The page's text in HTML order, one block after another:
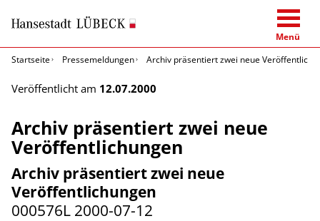
Menü
Startseite
Pressemeldungen Archiv präsentiert zwei neue
Veröffentlicht am 12.07.2000
Archiv präsentiert zwei neue
Veröffentlichungen
Archiv präsentiert zwei neue
Veröffentlichungen
000576L 2000-07-12